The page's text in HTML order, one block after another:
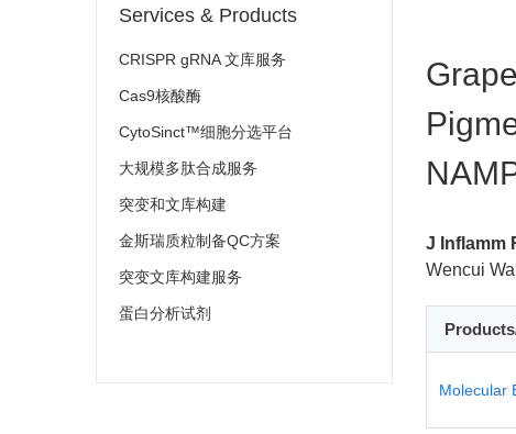
Services & Products
CRISPR gRNA 文库服务
Cas9核酸酶
CytoSinct™细胞分选平台
大规模多肽合成服务
突变和文库构建
金斯瑞质粒制备QC方案
突变文库构建服务
蛋白分析试剂
J Inflamm
Wencui
Molecular